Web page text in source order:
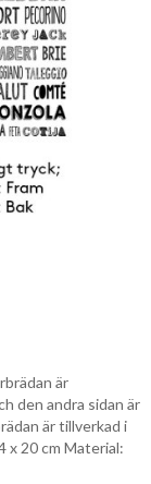
är
den andra sidan är
är tillverkad i
x 20 cm Material: